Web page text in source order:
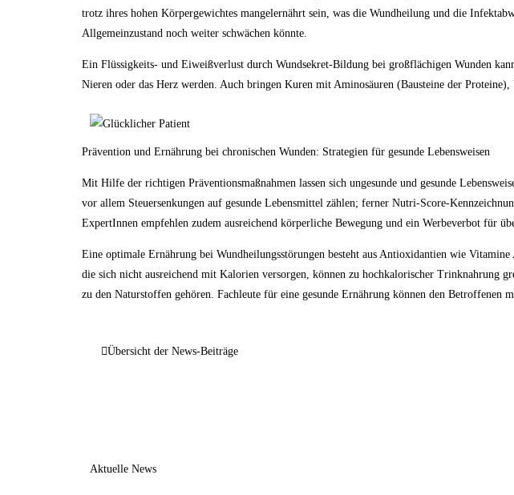
trotz ihres hohen Körpergewichtes mangelernährt sein, was die Wundheilung und die
Allgemeinzustand noch weiter schwächen könnte.
Ein Flüssigkeits- und Eiweißverlust durch Wundsekret-Bildung bei großflächigen Wunden
Nieren oder das Herz werden. Auch bringen Kuren mit Aminosäuren (Bausteine der
Prävention und Ernährung bei chronischen Wunden: Strategien für gesunde Lebensweisen
Mit Hilfe der richtigen Präventionsmaßnahmen lassen sich ungesunde und gesunde
vor allem Steuersenkungen auf gesunde Lebensmittel zählen; ferner Nutri-Score-
ExpertInnen empfehlen zudem ausreichend körperliche Bewegung und ein Werbeverbot für
Eine optimale Ernährung bei Wundheilungsstörungen besteht aus Antioxidantien wie
die sich nicht ausreichend mit Kalorien versorgen, können zu hochkalorischer Trinknahrung
zu den Naturstoffen gehören. Fachleute für eine gesunde Ernährung können den Betroffenen
Übersicht der News-Beiträge
Aktuelle News